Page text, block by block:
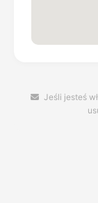
Jeśli jesteś